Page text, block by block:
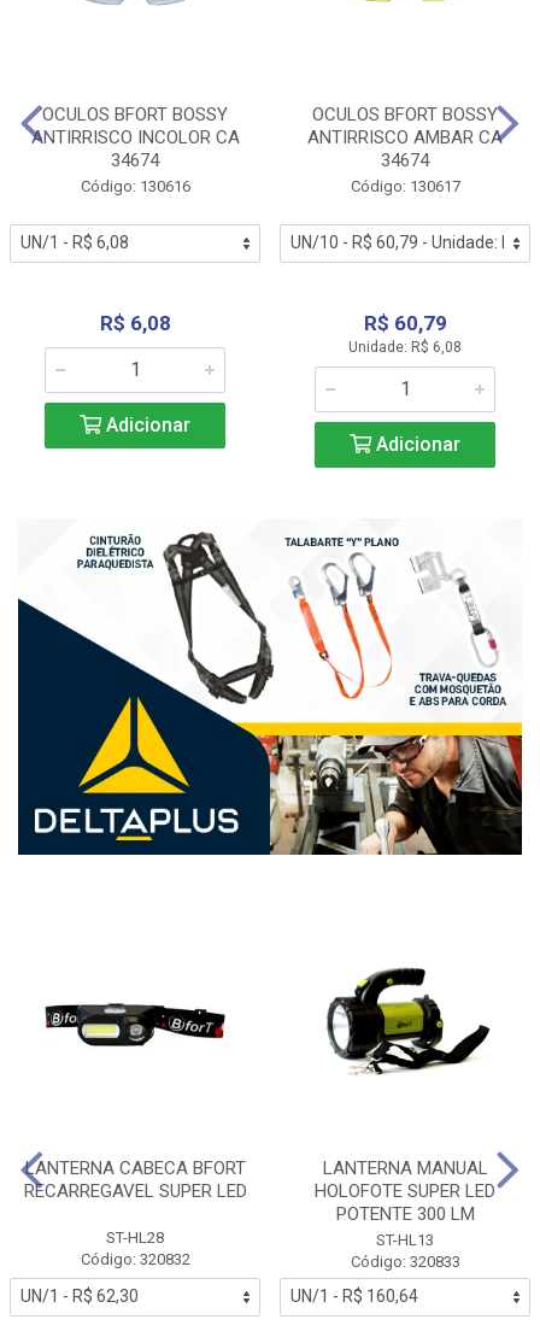
OCULOS BFORT BOSSY
ANTIRRISCO INCOLOR CA
34674
Código: 130616
R$ 6,08
Adicionar
OCULOS BFORT BOSSY
ANTIRRISCO AMBAR CA
34674
Código: 130617
R$ 60,79
Unidade: R$ 6,08
Adicionar
LANTERNA CABECA BFORT
RECARREGAVEL SUPER LED
ST-HL28
Código: 320832
LANTERNA MANUAL
HOLOFOTE SUPER LED
POTENTE 300 LM
ST-HL13
Código: 320833